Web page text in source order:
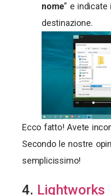
nome” e
destinazione.
Ecco fatto! Avete
Secondo le nostre
semplicissimo!
4. Lightworks